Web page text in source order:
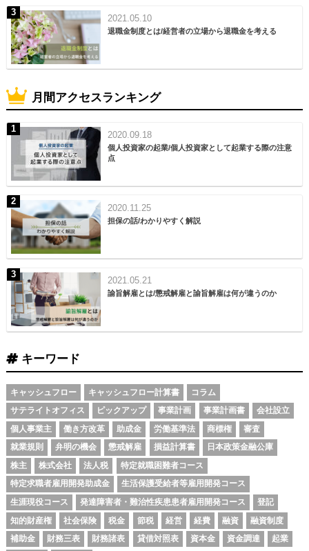
2021.05.10
退職金制度とは/経営者の立場から退職金を考える
月間アクセスランキング
2020.09.18
個人投資家の起業/個人投資家として起業する際の注意
点
2020.11.25
担保の話/わかりやすく解説
2021.05.21
諭旨解雇とは/懲戒解雇と諭旨解雇は何が違うのか
キーワード
キャッシュフロー キャッシュフロー計算書
コラム
サテライトオフィス
ピックアップ 事業計画 事業計画書
会社設立
個人事業主
働き方改革 助成金 労働基準法 商標権
審査
就業規則
弁明の機会 懲戒解雇 損益計算書
日本政策金融公庫
株主
株式会社 法人税
特定就職困難者コース
特定求職者雇用開発助成金
生活保護受給者等雇用開発コース
生涯現役コース
発達障害者・難治性疾患患者雇用開発コース
登記
知的財産権
社会保険 税金 節税 経営 経費 融資
融資制度
補助金
財務三表 財務諸表 貸借対照表 資本金 資金調達
起業